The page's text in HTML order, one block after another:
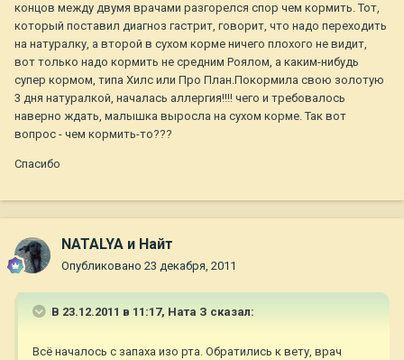
концов между двумя врачами разгорелся спор чем кормить. Тот,
который поставил диагноз гастрит, говорит, что надо переходить
на натуралку, а второй в сухом корме ничего плохого не видит,
вот только надо кормить не средним Роялом, а каким-нибудь
супер кормом, типа Хилс или Про План.Покормила свою золотую
3 дня натуралкой, началась аллергия!!!! чего и требовалось
наверно ждать, малышка выросла на сухом корме. Так вот
вопрос - чем кормить-то???
Спасибо
NATALYA и Найт
Опубликовано 23 декабря, 2011
В 23.12.2011 в 11:17, Ната З сказал:
Всё началось с запаха изо рта. Обратились к вету, врач